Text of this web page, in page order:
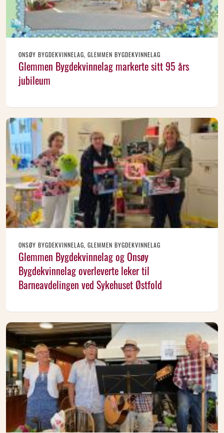
ONSØY BYGDEKVINNELAG, GLEMMEN BYGDEKVINNELAG
Glemmen Bygdekvinnelag markerte sitt 95 års
jubileum
ONSØY BYGDEKVINNELAG, GLEMMEN BYGDEKVINNELAG
Glemmen Bygdekvinnelag og Onsøy
Bygdekvinnelag overleverte leker til
Barneavdelingen ved Sykehuset Østfold